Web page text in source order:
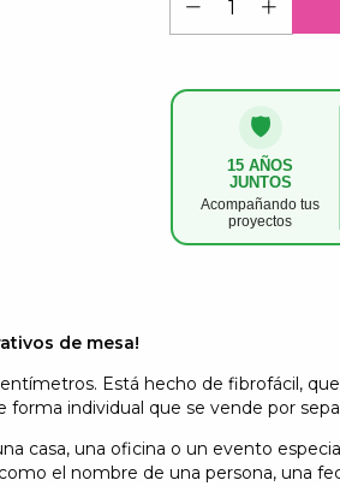
🛡️
15 AÑOS
JUNTOS
Acompañando tus
proyectos
de mesa!
Está hecho de fibrofácil,
forma individual que se vende por
casa, una oficina o un evento
el nombre de una persona, una